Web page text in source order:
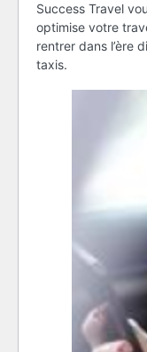
Success Travel
optimise votre
rentrer dans l’ère
taxis.